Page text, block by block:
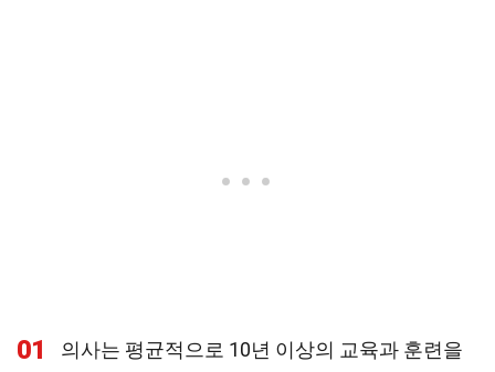
01
의사는 평균적으로 10년 이상의 교육과 훈련을